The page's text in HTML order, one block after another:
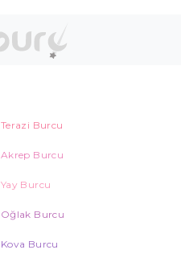
Terazi Burcu
Akrep Burcu
Yay Burcu
Oğlak Burcu
Kova Burcu